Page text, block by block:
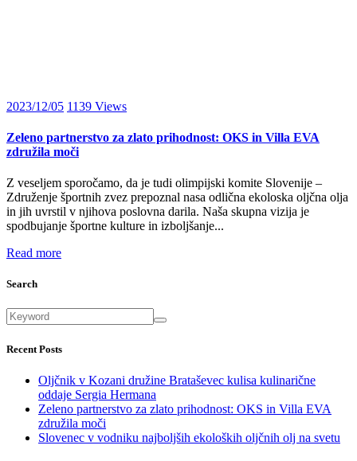
2023/12/05 1139 Views
Zeleno partnerstvo za zlato prihodnost: OKS in Villa EVA
združila moči
Z veseljem sporočamo, da je tudi olimpijski komite Slovenije –
Združenje športnih zvez prepoznal nasa odlična ekoloska oljčna olja
in jih uvrstil v njihova poslovna darila. Naša skupna vizija je
spodbujanje športne kulture in izboljšanje...
Read more
Search
Recent Posts
Oljčnik v Kozani družine Brataševec kulisa kulinarične
oddaje Sergia Hermana
Zeleno partnerstvo za zlato prihodnost: OKS in Villa EVA
združila moči
Slovenec v vodniku najboljših ekoloških oljčnih olj na svetu